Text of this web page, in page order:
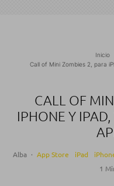
Inicio
Call of Mini Zombies 2, para
CALL OF
IPHONE Y
Alba · App Store iPad
1